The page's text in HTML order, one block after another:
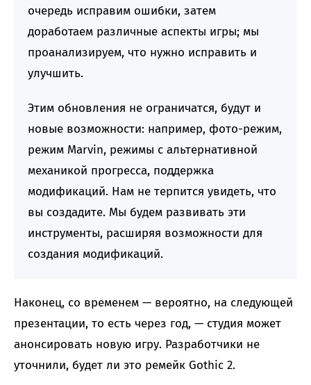
очередь исправим ошибки, затем
доработаем различные аспекты игры; мы
проанализируем, что нужно исправить и
улучшить.
Этим обновления не ограничатся, будут и
новые возможности: например, фото-режим,
режим Marvin, режимы с альтернативной
механикой прогресса, поддержка
модификаций. Нам не терпится увидеть, что
вы создадите. Мы будем развивать эти
инструменты, расширяя возможности для
создания модификаций.
Наконец, со временем — вероятно, на следующей
презентации, то есть через год, — студия может
анонсировать новую игру. Разработчики не
уточнили, будет ли это ремейк Gothic 2.